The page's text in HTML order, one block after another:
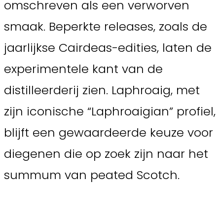
omschreven als een verworven
smaak. Beperkte releases, zoals de
jaarlijkse Cairdeas-edities, laten de
experimentele kant van de
distilleerderij zien. Laphroaig, met
zijn iconische “Laphroaigian” profiel,
blijft een gewaardeerde keuze voor
diegenen die op zoek zijn naar het
summum van peated Scotch.